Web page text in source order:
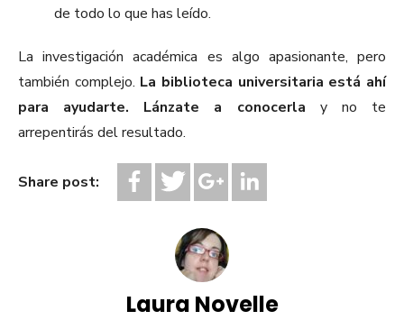
de todo lo que has leído.
La investigación académica es algo apasionante, pero
también complejo. La biblioteca universitaria está ahí
para ayudarte. Lánzate a conocerla y no te
arrepentirás del resultado.
Share post:
Laura Novelle